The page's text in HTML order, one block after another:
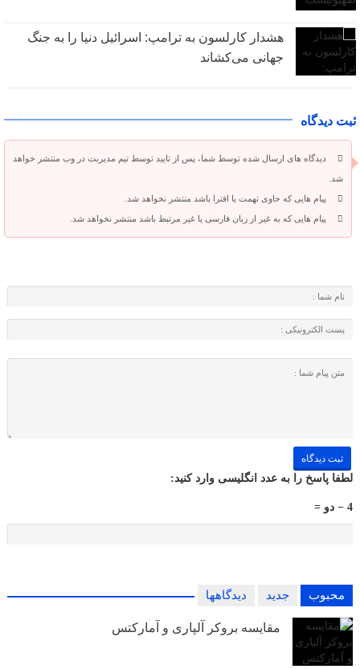
هشدار کارلسون به ترامپ: اسرائیل دنیا را به جنگ
جهانی می‌کشاند
ثبت دیدگاه
دیدگاه های ارسال شده توسط شما، پس از تایید توسط تیم مدیریت در وب منتشر خواهد
شد.
پیام هایی که حاوی تهمت یا افترا باشد منتشر نخواهد شد.
پیام هایی که به غیر از زبان فارسی یا غیر مرتبط باشد منتشر نخواهد شد.
لطفا پاسخ را به عدد انگلیسی وارد کنید:
4 − دو =
محبوب جدید دیدگاهها
مقایسه بروکر آلپاری و آمارکتس